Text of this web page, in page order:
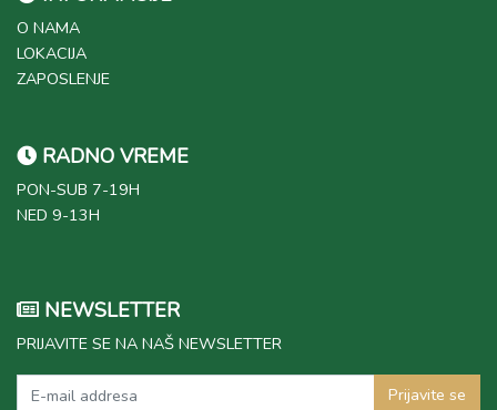
O NAMA
LOKACIJA
ZAPOSLENJE
RADNO VREME
PON-SUB 7-19H
NED 9-13H
NEWSLETTER
PRIJAVITE SE NA NAŠ NEWSLETTER
Prijavite se